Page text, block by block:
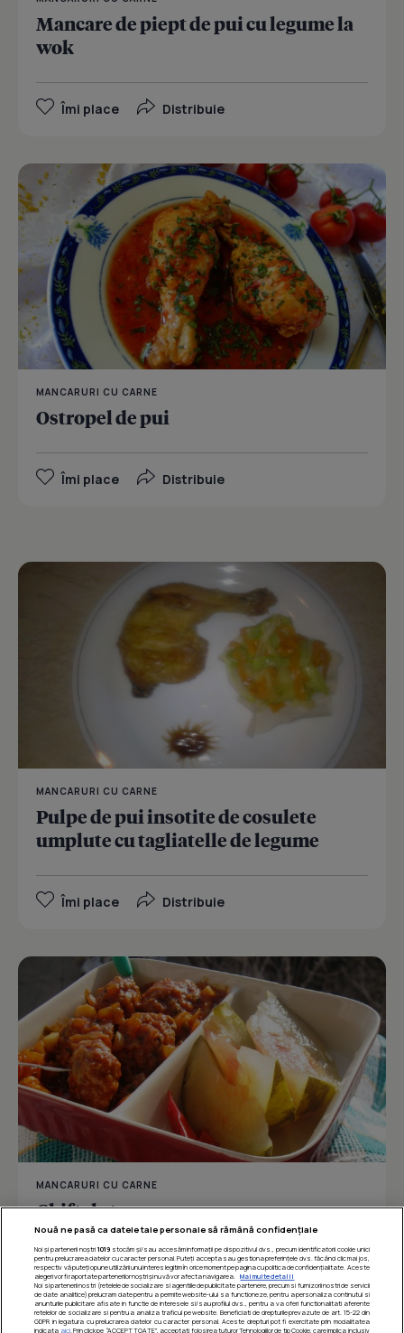
Mancare de piept de pui cu legume la
wok
Îmi place Distribuie
MANCARURI CU CARNE
Ostropel de pui
Îmi place Distribuie
MANCARURI CU CARNE
Pulpe de pui insotite de cosulete
umplute cu tagliatelle de legume
Îmi place Distribuie
MANCARURI CU CARNE
Chiftelute cu sos
Îmi place Distribuie
Nouă ne pasă ca datele tale personale să rămână confidențiale
Noi și partenerii noștri 1019stocăm și/sau accesăm informații pe dispozitivul dvs., precum identificatorii cookie unici
pentru prelucrarea datelor cu caracter personal. Puteți accepta sau gestiona preferințele dvs. făcând clic mai jos,
respectiv vă puteți opune utilizării unui interes legitim în orice moment pe pagina cu politica de confidențialitate. Aceste
alegeri vor fi raportate partenerilor noștri și nu vă vor afecta navigarea.
Mai multe detalii
Noi si partenerii nostri (retelele de socializare si agentiile de publicitate partenere, precum si furnizorii nostri de servicii
de date analitice) prelucram date pentru a permite website-ului sa functioneze, pentru a personaliza continutul si
anunturile publicitare afisate in functie de interesele si/sau profilul dvs., pentru a va oferi functionalitati aferente
retelelor de socializare si pentru a analiza traficul pe website. Beneficiati de drepturile prevazute de art. 15-22 din
GDPR in legatura cu prelucrarea datelor cu caracter personal. Aceste drepturi pot fi exercitate prin modalitatea
indicata aici. Prin click pe “ACCEPT TOATE”, acceptati folosirea tuturor Tehnologiilor de tip Cookie, care implica inclusiv